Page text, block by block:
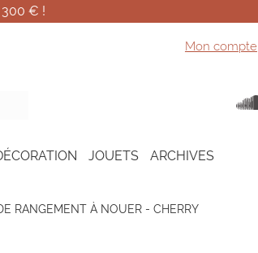
300 € !
Mon compte
JOUETS ARCHIVES
RANGEMENT À NOUER - CHERRY